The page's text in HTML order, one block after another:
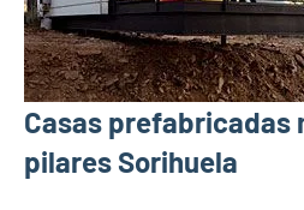
Casas prefabricadas
pilares Sorihuela